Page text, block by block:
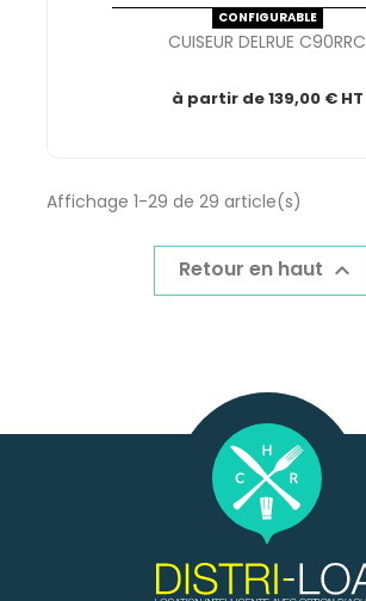
CONFIGURABLE
CUISEUR DELRUE C90RRC
à partir de139,00 € HT
Affichage 1-29 de 29 article(s)
Retour en haut 